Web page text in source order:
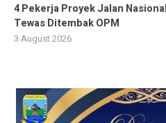
4 Pekerja Proyek Jalan
Tewas Ditembak OPM
3 August 2026